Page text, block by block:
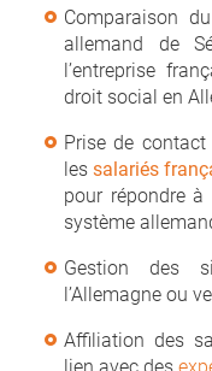
Comparaison
allemand de
l’entreprise
droit social en
Prise de
lessalariés
pour répondre
système
Gestion des
l’Allemagne ou
Affiliation des